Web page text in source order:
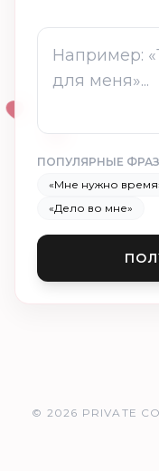
ПОПУЛЯРНЫЕ
«Мне нужно
«Дело во мне»
© 2026 PRIVATE